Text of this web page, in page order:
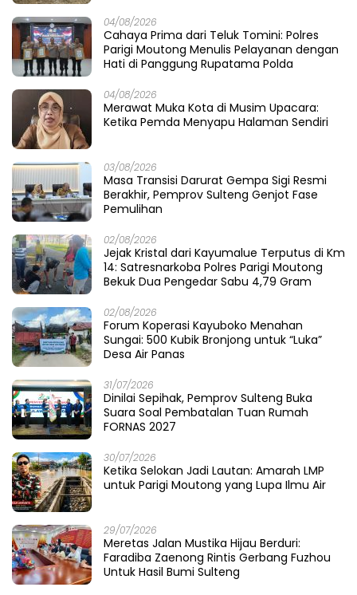
04/08/2026
Cahaya Prima dari Teluk Tomini: Polres
Parigi Moutong Menulis Pelayanan dengan
Hati di Panggung Rupatama Polda
04/08/2026
Merawat Muka Kota di Musim Upacara:
Ketika Pemda Menyapu Halaman Sendiri
03/08/2026
Masa Transisi Darurat Gempa Sigi Resmi
Berakhir, Pemprov Sulteng Genjot Fase
Pemulihan
02/08/2026
Jejak Kristal dari Kayumalue Terputus di Km
14: Satresnarkoba Polres Parigi Moutong
Bekuk Dua Pengedar Sabu 4,79 Gram
02/08/2026
Forum Koperasi Kayuboko Menahan
Sungai: 500 Kubik Bronjong untuk “Luka”
Desa Air Panas
31/07/2026
Dinilai Sepihak, Pemprov Sulteng Buka
Suara Soal Pembatalan Tuan Rumah
FORNAS 2027
30/07/2026
Ketika Selokan Jadi Lautan: Amarah LMP
untuk Parigi Moutong yang Lupa Ilmu Air
29/07/2026
Meretas Jalan Mustika Hijau Berduri:
Faradiba Zaenong Rintis Gerbang Fuzhou
Untuk Hasil Bumi Sulteng